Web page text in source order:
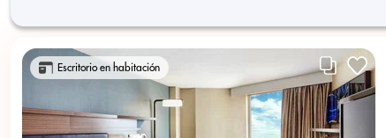
Escritorio en habitación